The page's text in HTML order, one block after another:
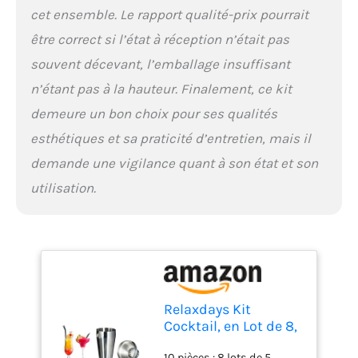
cet ensemble. Le rapport qualité-prix pourrait
être correct si l’état à réception n’était pas
souvent décevant, l’emballage insuffisant
n’étant pas à la hauteur. Finalement, ce kit
demeure un bon choix pour ses qualités
esthétiques et sa praticité d’entretien, mais il
demande une vigilance quant à son état et son
utilisation.
Relaxdays Kit
Cocktail, en Lot de 8,